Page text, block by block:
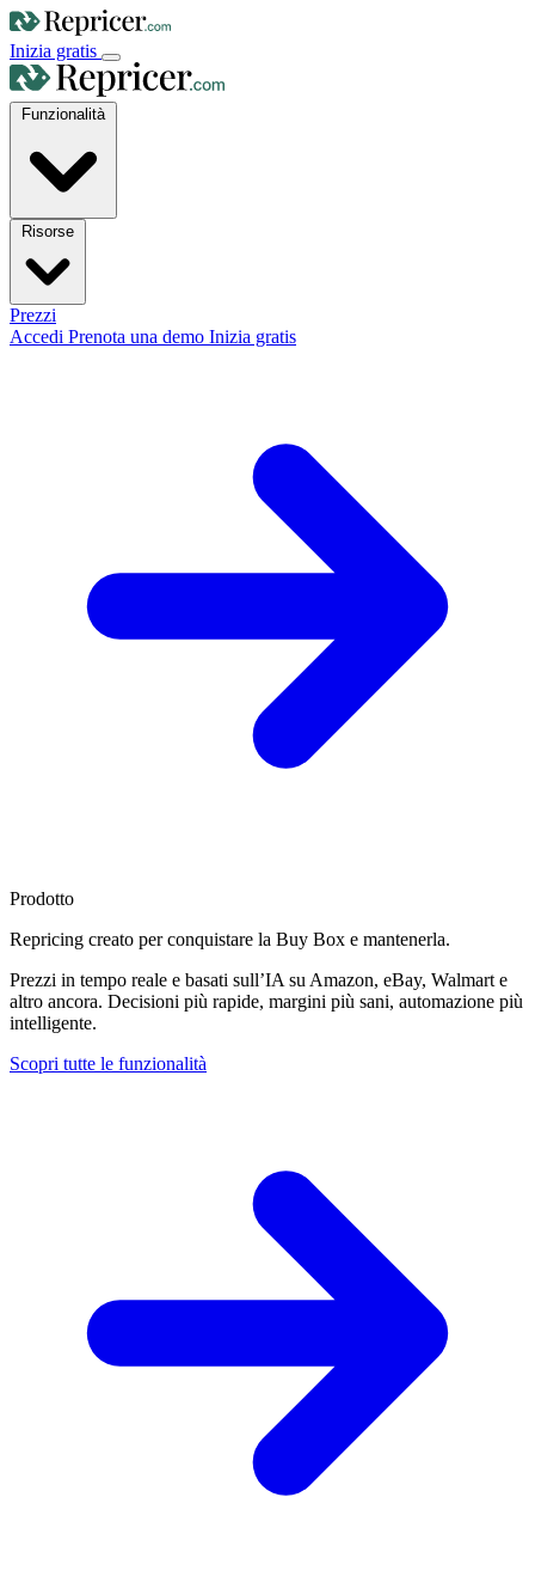
Inizia gratis
Funzionalità
Prezzi
Accedi Prenota una demo Inizia gratis
Prodotto
Repricing creato perconquistare la Buy Box e mantenerla.
Prezzi in tempo reale e basati sull’IA su Amazon, eBay, Walmart e
altro ancora. Decisioni più rapide, margini più sani, automazione più
intelligente.
Scopri tutte le funzionalità